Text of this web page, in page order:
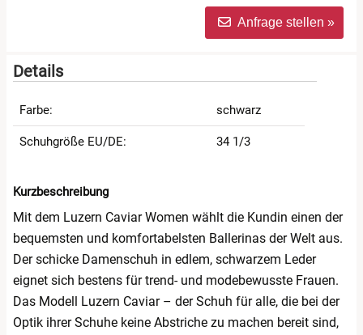
Anfrage stellen »
Details
Farbe: schwarz
Schuhgröße EU/DE: 34 1/3
Kurzbeschreibung
Mit dem Luzern Caviar Women wählt die Kundin einen der
bequemsten und komfortabelsten Ballerinas der Welt aus.
Der schicke Damenschuh in edlem, schwarzem Leder
eignet sich bestens für trend- und modebewusste Frauen.
Das Modell Luzern Caviar – der Schuh für alle, die bei der
Optik ihrer Schuhe keine Abstriche zu machen bereit sind,